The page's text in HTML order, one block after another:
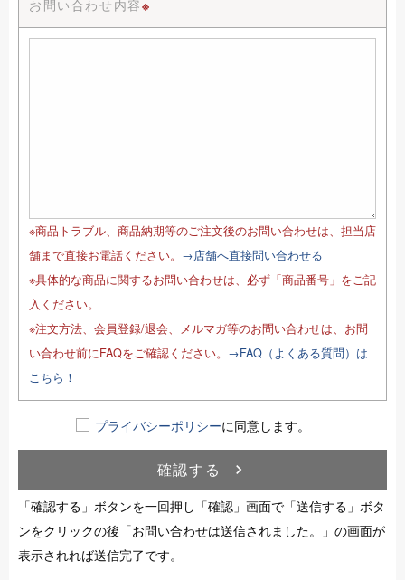
お問い合わせ内容※
※商品トラブル、商品納期等のご注文後のお問い合わせは、担当店
舗まで直接お電話ください。 →店舗へ直接問い合わせる
※具体的な商品に関するお問い合わせは、必ず「商品番号」をご記
入ください。
※注文方法、会員登録/退会、メルマガ等のお問い合わせは、お問
い合わせ前にFAQをご確認ください。 →FAQ（よくある質問）は
こちら！
プライバシーポリシーに同意します。
確認する
navigate_next
「確認する」ボタンを一回押し「確認」画面で「送信する」ボタ
ンをクリックの後「お問い合わせは送信されました。」の画面が
表示されれば送信完了です。